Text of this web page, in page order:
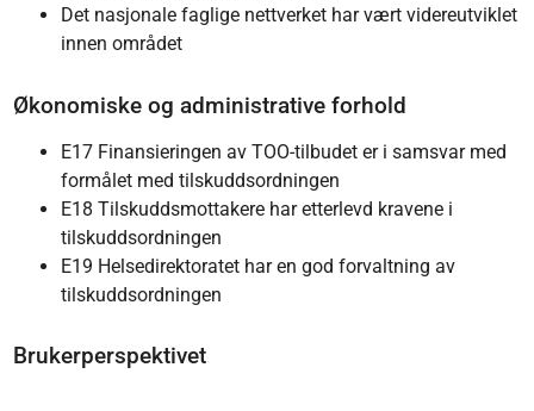
Det nasjonale faglige nettverket har vært videreutviklet
innen området
Økonomiske og administrative forhold
E17 Finansieringen av TOO-tilbudet er i samsvar med
formålet med tilskuddsordningen
E18 Tilskuddsmottakere har etterlevd kravene i
tilskuddsordningen
E19 Helsedirektoratet har en god forvaltning av
tilskuddsordningen
Brukerperspektivet